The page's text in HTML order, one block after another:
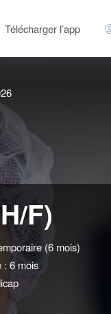
Télécharger l’app
F)
(6 mois)
: 6 mois